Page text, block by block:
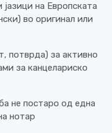
на Европската
во оригинал или
потврда) за активно
за канцелариско
не постаро од една
нотар